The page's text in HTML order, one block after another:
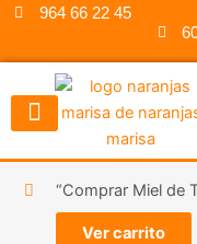
contenido
964 66 22 45
“Comprar Miel de
Ver carrito